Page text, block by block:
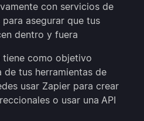
con servicios de
asegurar que tus
dentro y fuera
tiene como objetivo
de tus herramientas de
usar Zapier para crear
o usar una API